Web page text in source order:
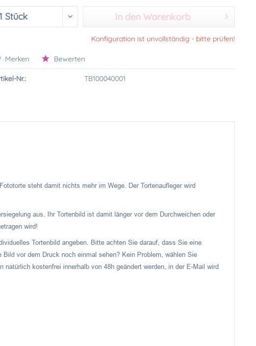
In den Warenkorb
Konfiguration ist unvollständig - bitte prüfen!
Merken Bewerten
Nr.: TB100040001
steht damit nichts mehr im Wege. Der Tortenaufleger wird
aus. Ihr Tortenbild ist damit länger vor dem Durchweichen oder
wird!
Tortenbild angeben. Bitte achten Sie darauf, dass Sie eine
vor dem Druck noch einmal sehen? Kein Problem, wählen Sie
kostenfrei innerhalb von 48h geändert werden, in der E-Mail wird